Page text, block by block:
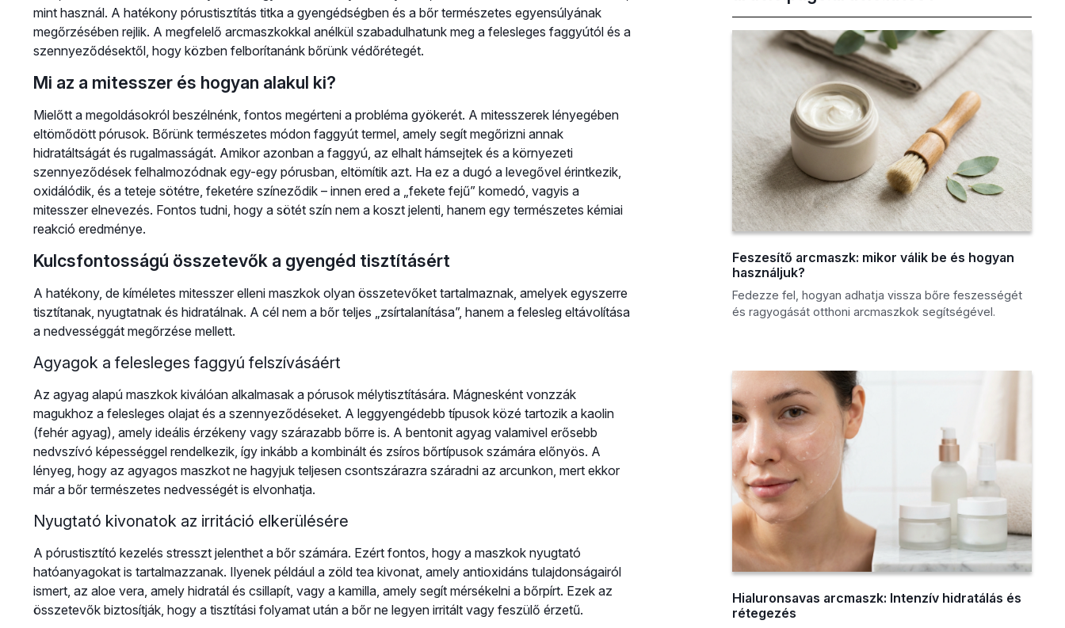
mint használ. A hatékony pórustisztítás titka a gyengédségben és a bőr természetes egyensúlyának
megőrzésében rejlik. A megfelelő arcmaszkokkal anélkül szabadulhatunk meg a felesleges faggyútól és a
szennyeződésektől, hogy közben felborítanánk bőrünk védőrétegét.
Mi az a mitesszer és hogyan alakul ki?
Mielőtt a megoldásokról beszélnénk, fontos megérteni a probléma gyökerét. A mitesszerek lényegében
eltömődött pórusok. Bőrünk természetes módon faggyút termel, amely segít megőrizni annak
hidratáltságát és rugalmasságát. Amikor azonban a faggyú, az elhalt hámsejtek és a környezeti
szennyeződések felhalmozódnak egy-egy pórusban, eltömítik azt. Ha ez a dugó a levegővel érintkezik,
oxidálódik, és a teteje sötétre, feketére színeződik – innen ered a „fekete fejű” komedó, vagyis a
mitesszer elnevezés. Fontos tudni, hogy a sötét szín nem a koszt jelenti, hanem egy természetes kémiai
reakció eredménye.
Kulcsfontosságú összetevők a gyengéd tisztításért
A hatékony, de kíméletes mitesszer elleni maszkok olyan összetevőket tartalmaznak, amelyek egyszerre
tisztítanak, nyugtatnak és hidratálnak. A cél nem a bőr teljes „zsírtalanítása”, hanem a felesleg eltávolítása
a nedvességgát megőrzése mellett.
Agyagok a felesleges faggyú felszívásáért
Az agyag alapú maszkok kiválóan alkalmasak a pórusok mélytisztítására. Mágnesként vonzzák
magukhoz a felesleges olajat és a szennyeződéseket. A leggyengédebb típusok közé tartozik a kaolin
(fehér agyag), amely ideális érzékeny vagy szárazabb bőrre is. A bentonit agyag valamivel erősebb
nedvszívó képességgel rendelkezik, így inkább a kombinált és zsíros bőrtípusok számára előnyös. A
lényeg, hogy az agyagos maszkot ne hagyjuk teljesen csontszárazra száradni az arcunkon, mert ekkor
már a bőr természetes nedvességét is elvonhatja.
Nyugtató kivonatok az irritáció elkerülésére
A pórustisztító kezelés stresszt jelenthet a bőr számára. Ezért fontos, hogy a maszkok nyugtató
hatóanyagokat is tartalmazzanak. Ilyenek például a zöld tea kivonat, amely antioxidáns tulajdonságairól
ismert, az aloe vera, amely hidratál és csillapít, vagy a kamilla, amely segít mérsékelni a bőrpírt. Ezek az
összetevők biztosítják, hogy a tisztítási folyamat után a bőr ne legyen irritált vagy feszülő érzetű.
Feszesítő arcmaszk: mikor válik be és hogyan
használjuk?
Fedezze fel, hogyan adhatja vissza bőre feszességét
és ragyogását otthoni arcmaszkok segítségével.
Hialuronsavas arcmaszk: Intenzív hidratálás és
rétegezés